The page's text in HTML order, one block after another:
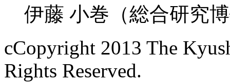
伊藤 小巻（総合研究
cCopyright 2013 The
Rights Reserved.